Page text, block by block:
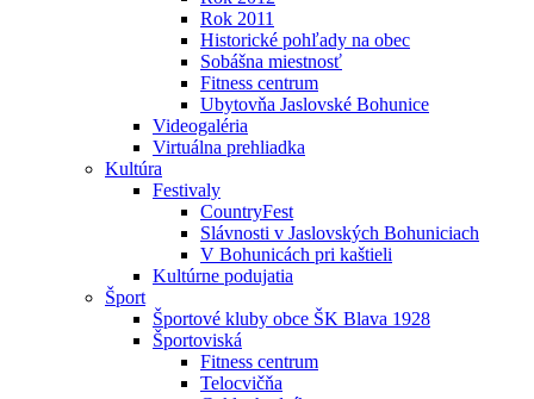
Rok 2011
Historické pohľady na obec
Sobášna miestnosť
Fitness centrum
Ubytovňa Jaslovské Bohunice
Videogaléria
Virtuálna prehliadka
Kultúra
Festivaly
CountryFest
Slávnosti v Jaslovských Bohuniciach
V Bohunicách pri kaštieli
Kultúrne podujatia
Šport
Športové kluby obce ŠK Blava 1928
Športoviská
Fitness centrum
Telocvičňa